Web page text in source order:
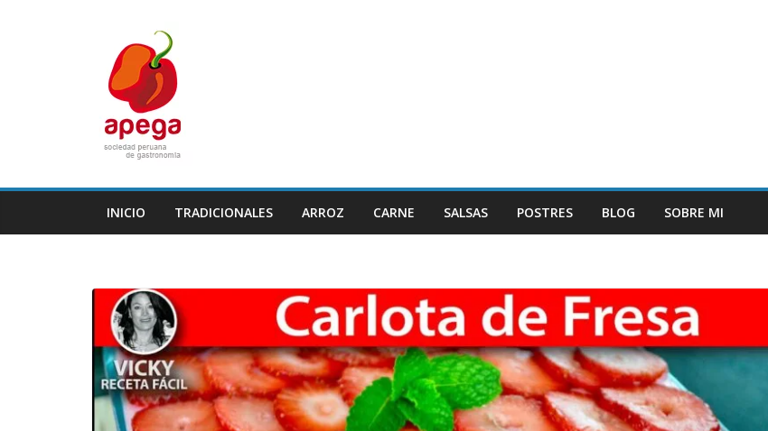
INICIO TRADICIONALES ARROZ CARNE SALSAS POSTRES BLOG SOBRE MI